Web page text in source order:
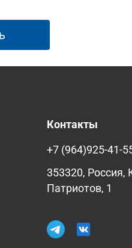
Контакты
+7 (964)925-41-
353320, Россия,
Патриотов, 1